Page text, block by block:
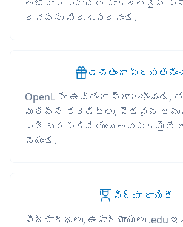
అభ్యాస సహాయంతో పాఠశాలకైనా
రచనను మెరుగుపరచండి.
ఉచితంగా
OpenL ను ఉచితంగా
మరిన్ని క్రెడిట్లు, పొడవైన
ఎక్కువ పరిమితులు అవసరమైతే
చేయండి.
విద్యా రాయితీ
విద్యార్థులు, ఉపాధ్యాయులు .edu